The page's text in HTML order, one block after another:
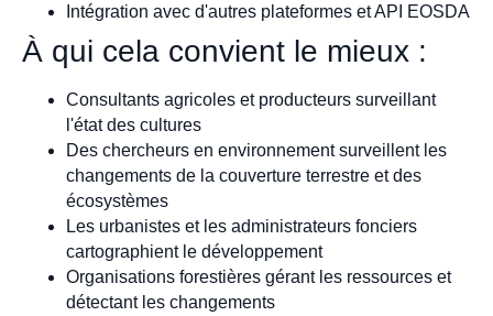
Intégration avec d'autres plateformes et API EOSDA
À qui cela convient le mieux :
Consultants agricoles et producteurs surveillant
l'état des cultures
Des chercheurs en environnement surveillent les
changements de la couverture terrestre et des
écosystèmes
Les urbanistes et les administrateurs fonciers
cartographient le développement
Organisations forestières gérant les ressources et
détectant les changements